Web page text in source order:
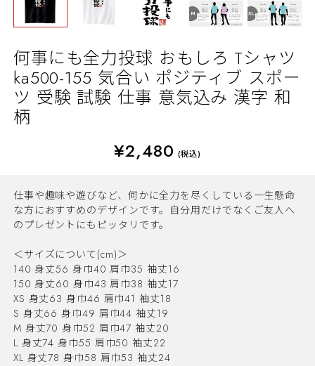
何事にも全力投球 おもしろ Tシャツ
ka500-155 気合い ポジティブ スポー
ツ 受験 試験 仕事 意気込み 漢字 和
柄
¥2,480 (税込)
仕事や趣味や遊びなど、何かに全力を尽くしている一生懸命
な方におすすめのデザインです。自分用だけでなくご友人へ
のプレゼントにもピッタリです。
＜サイズについて(cm)＞
140 身丈56 身巾40 肩巾35 袖丈16
150 身丈60 身巾43 肩巾38 袖丈17
XS 身丈63 身巾46 肩巾41 袖丈18
S 身丈66 身巾49 肩巾44 袖丈19
M 身丈70 身巾52 肩巾47 袖丈20
L 身丈74 身巾55 肩巾50 袖丈22
XL 身丈78 身巾58 肩巾53 袖丈24